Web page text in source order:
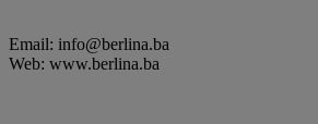
Email: info@berlina.ba
Web: www.berlina.ba